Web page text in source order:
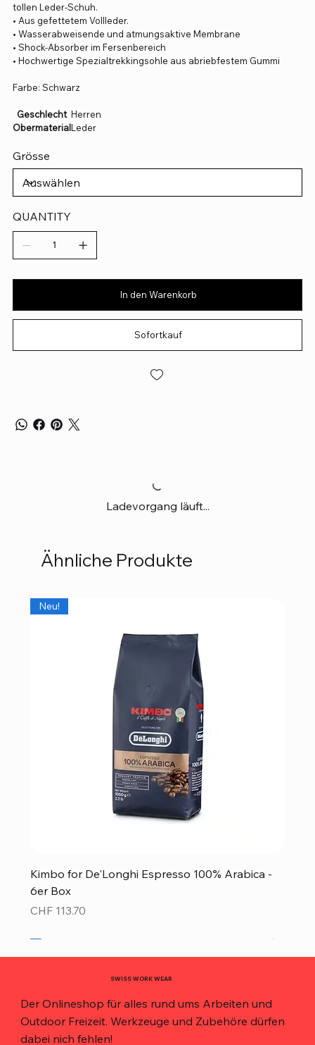
tollen Leder-Schuh.
• Aus gefettetem Vollleder.
• Wasserabweisende und atmungsaktive Membrane
• Shock-Absorber im Fersenbereich
• Hochwertige Spezialtrekkingsohle aus abriebfestem Gummi
Farbe: Schwarz
Geschlecht Herren
ObermaterialLeder
Grösse
QUANTITY
In den Warenkorb
Sofortkauf
Ladevorgang läuft...
Ähnliche Produkte
Neu!
Kimbo for De'Longhi Espresso 100% Arabica -
6er Box
Preis
CHF 113.70
SWISS WORK WEAR
Der Onlineshop für alles rund ums Arbeiten und
Outdoor Freizeit. Werkzeuge und Zubehöre dürfen
dabei nich fehlen!